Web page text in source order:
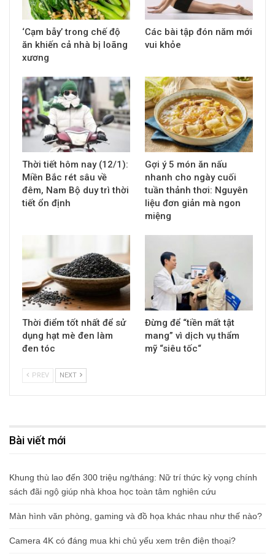
‘Cạm bẫy’ trong chế độ
ăn khiến cả nhà bị loãng
xương
Các bài tập đón năm mới
vui khỏe
Thời tiết hôm nay (12/1):
Miền Bắc rét sâu về
đêm, Nam Bộ duy trì thời
tiết ổn định
Gợi ý 5 món ăn nấu
nhanh cho ngày cuối
tuần thảnh thơi: Nguyên
liệu đơn giản mà ngon
miệng
Thời điểm tốt nhất để sử
dụng hạt mè đen làm
đen tóc
Đừng để “tiền mất tật
mang” vì dịch vụ thẩm
mỹ “siêu tốc“
PREV NEXT
Bài viết mới
Khung thù lao đến 300 triệu ng/tháng: Nữ trí thức kỳ vọng chính
sách đãi ngộ giúp nhà khoa học toàn tâm nghiên cứu
Màn hình văn phòng, gaming và đồ họa khác nhau như thế nào?
Camera 4K có đáng mua khi chủ yếu xem trên điện thoại?